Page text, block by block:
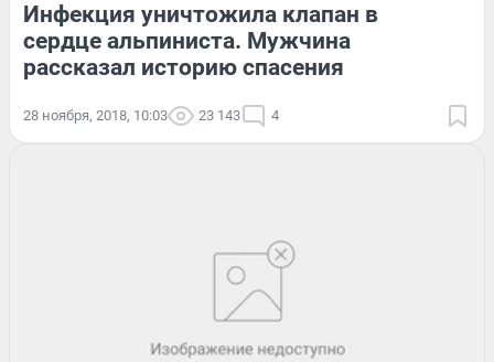
Инфекция уничтожила клапан в
сердце альпиниста. Мужчина
рассказал историю спасения
28 ноября, 2018, 10:03 23 143 4